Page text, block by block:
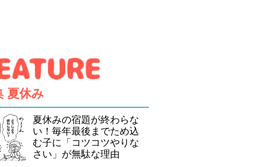
夏休み
夏休みの宿題が終わらな
い！毎年最後までため込
む子に「コツコツやりな
さい」が無駄な理由